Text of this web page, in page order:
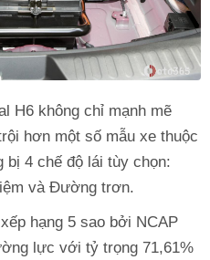
H6 không chỉ mạnh mẽ
hơn một số mẫu xe thuộc
bị 4 chế độ lái tùy chọn:
và Đường trơn.
hạng 5 sao bởi NCAP
lực với tỷ trọng 71,61%